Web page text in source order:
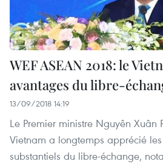
WEF ASEAN 2018: le
avantages du libre-
13/09/2018 14:19
Le Premier ministre Nguyên Xuân
Vietnam a longtemps apprécié
substantiels du libre-échange,